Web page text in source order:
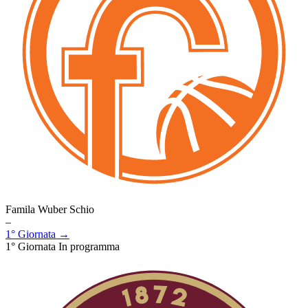
Famila Wuber Schio
–
1° Giornata →
1° Giornata In programma